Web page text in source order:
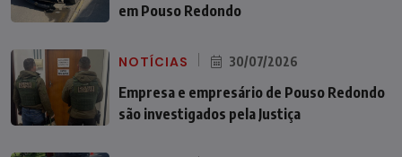
em Pouso Redondo
NOTÍCIAS 30/07/2026
Empresa e empresário de Pouso Redondo
são investigados pela Justiça